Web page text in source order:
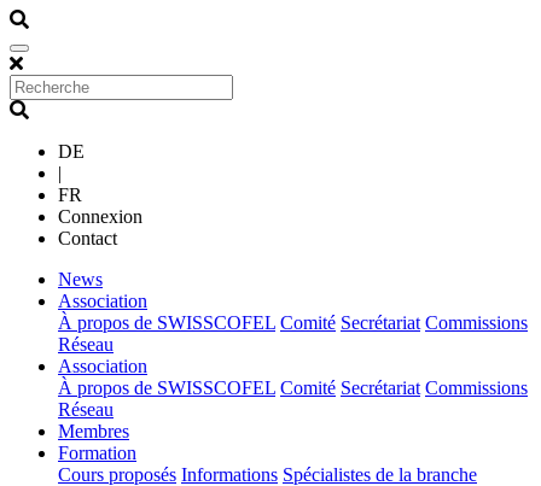
DE
|
FR
Connexion
Contact
News(current)
Association
À propos de SWISSCOFEL Comité Secrétariat Commissions
Réseau
Association
À propos de SWISSCOFEL Comité Secrétariat Commissions
Réseau
Membres(current)
Formation
Cours proposés Informations Spécialistes de la branche